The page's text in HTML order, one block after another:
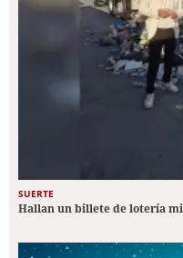
SUERTE
Hallan un billete de lotería